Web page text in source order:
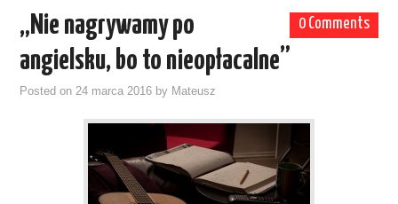
0 Comments
„Nie nagrywamy po
angielsku, bo to nieopłacalne”
Posted on24 marca 2016 by Mateusz